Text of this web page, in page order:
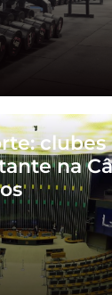
na